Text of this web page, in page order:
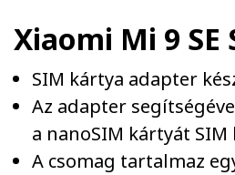
Xiaomi Mi 9
SIM kártya adapter
Az adapter
a nanoSIM kártyát
A csomag tartalmaz